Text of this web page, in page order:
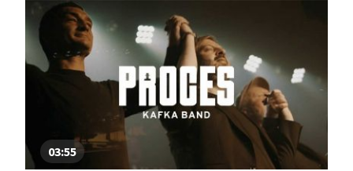
03:55